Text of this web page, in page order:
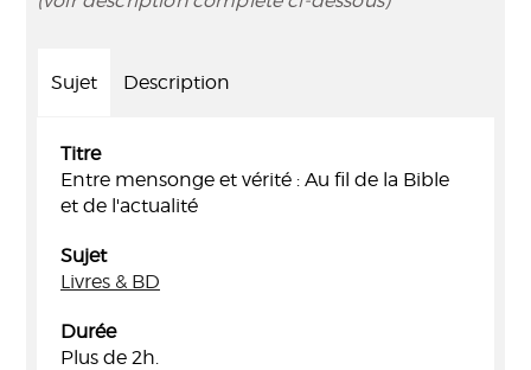
Sujet Description
Titre
Entre mensonge et vérité : Au fil de la Bible
et de l'actualité
Sujet
Livres & BD
Durée
Plus de 2h.